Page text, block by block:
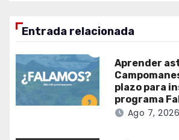
Entrada relacionada
Aprender
plazo para
programa
Ago 7, 2026